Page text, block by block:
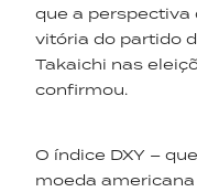
que a perspectiva
vitória do partido
Takaichi nas
confirmou.
O índice DXY –
moeda